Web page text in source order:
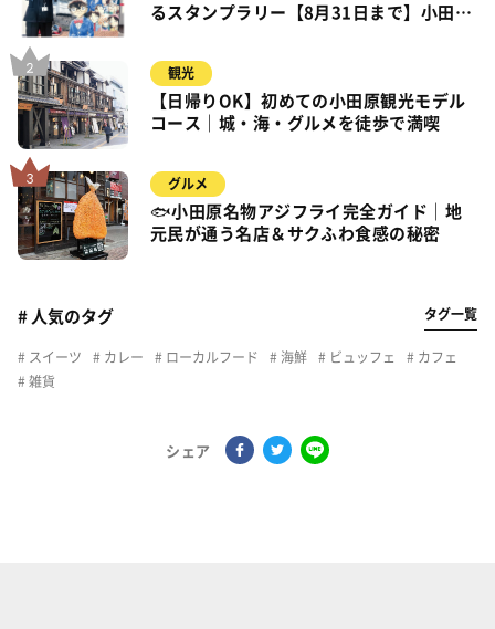
るスタンプラリー【8月31日まで】小田
観光
【日帰りOK】初めての小田原観光モデル
コース｜城・海・グルメを徒歩で満喫
グルメ
🐟小田原名物アジフライ完全ガイド｜地
元民が通う名店＆サクふわ食感の秘密
# 人気のタグ タグ一覧
スイーツ カレー ローカルフード 海鮮 ビュッフェ
カフェ
雑貨
シェア